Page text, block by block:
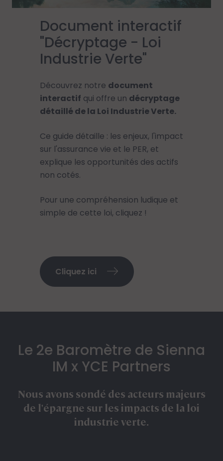
Document interactif
"Décryptage - Loi
Industrie Verte"
Découvrez notre document
interactif qui offre un décryptage
détaillé de la Loi Industrie Verte.
Ce guide détaille : les enjeux, l'impact
sur l'assurance vie et le PER, et
explique les opportunités des actifs
non cotés.
Pour une compréhension ludique et
simple de cette loi, cliquez !
Cliquez ici
Le 2e Baromètre de Sienna
IM x YCE Partners
Nous avons sondé des acteurs majeurs
de l'épargne sur les impacts de la loi
industrie verte.